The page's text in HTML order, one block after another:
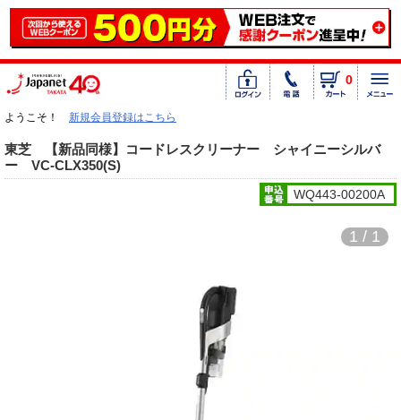
0
ようこそ！ 新規会員登録はこちら
東芝 【新品同様】コードレスクリーナー シャイニーシルバ
ー VC-CLX350(S)
WQ443-00200A
1 / 1